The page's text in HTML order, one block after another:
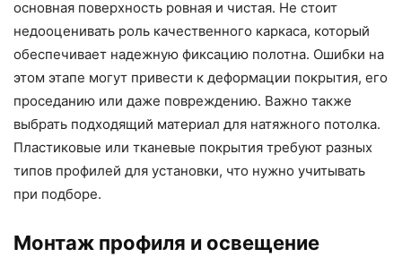
основная поверхность ровная и чистая. Не стоит
недооценивать роль качественного каркаса, который
обеспечивает надежную фиксацию полотна. Ошибки на
этом этапе могут привести к деформации покрытия, его
проседанию или даже повреждению. Важно также
выбрать подходящий материал для натяжного потолка.
Пластиковые или тканевые покрытия требуют разных
типов профилей для установки, что нужно учитывать
при подборе.
Монтаж профиля и освещение